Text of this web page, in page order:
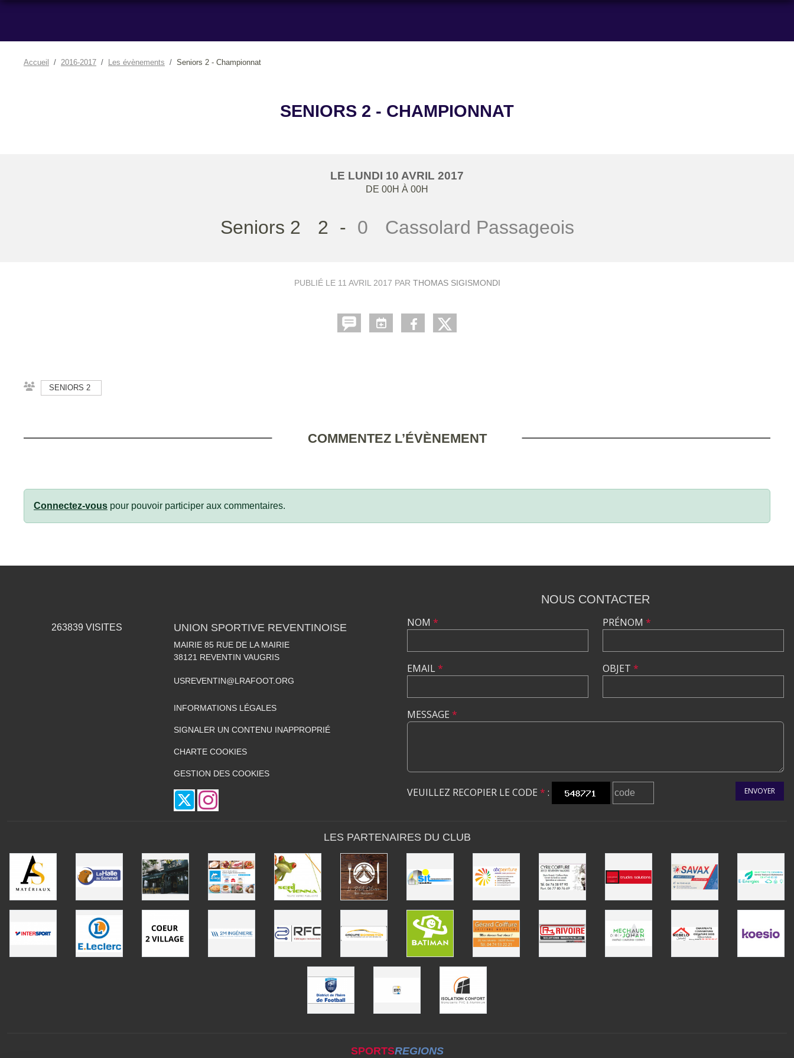
Accueil 2016-2017 Les évènements Seniors 2 - Championnat
SENIORS 2 - CHAMPIONNAT
LE LUNDI 10 AVRIL 2017
DE 00H À 00H
Seniors 2 2 - 0 Cassolard Passageois
PUBLIÉ LE 11 AVRIL 2017 PAR THOMAS SIGISMONDI
SENIORS 2
COMMENTEZ L’ÉVÈNEMENT
Connectez-vous pour pouvoir participer aux commentaires.
263839 VISITES UNION SPORTIVE REVENTINOISE
MAIRIE 85 RUE DE LA MAIRIE
38121 REVENTIN VAUGRIS
USREVENTIN@LRAFOOT.ORG
INFORMATIONS LÉGALES
SIGNALER UN CONTENU INAPPROPRIÉ
CHARTE COOKIES
GESTION DES COOKIES
NOUS CONTACTER
NOM *
EMAIL*
PRÉNOM *
OBJET *
MESSAGE *
VEUILLEZ RECOPIER LE CODE * : ENVOYER
LES PARTENAIRES DU CLUB
SPORTSREGIONS